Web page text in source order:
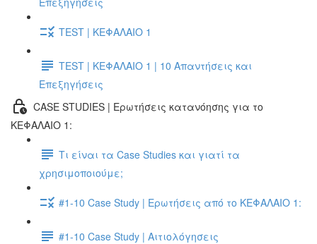
TEST | ΚΕΦΑΛΑΙΟ 1
TEST | ΚΕΦΑΛΑΙΟ 1 | 10 Απαντήσεις και
Επεξηγήσεις
CASE STUDIES | Ερωτήσεις κατανόησης για το
ΚΕΦΑΛΑΙΟ 1:
Τι είναι τα Case Studies και γιατί τα
χρησιμοποιούμε;
#1-10 Case Study | Ερωτήσεις από το ΚΕΦΑΛΑΙΟ 1:
#1-10 Case Study | Αιτιολόγησεις